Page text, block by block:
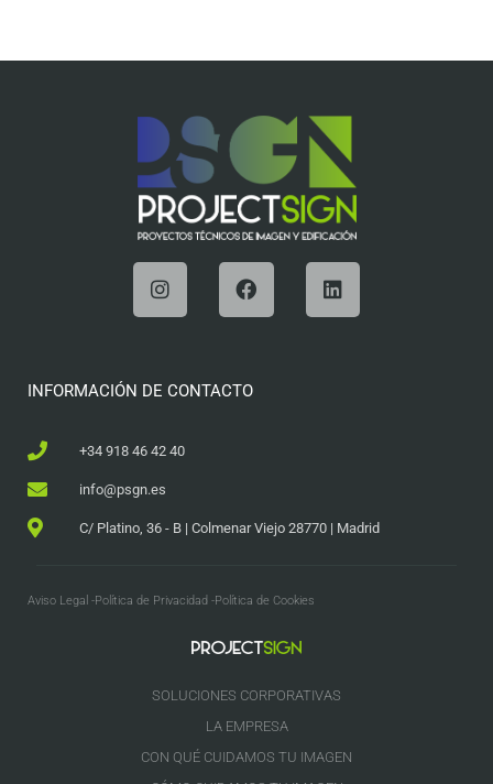
INFORMACIÓN DE CONTACTO
+34 918 46 42 40
info@psgn.es
C/ Platino, 36 - B | Colmenar Viejo 28770 | Madrid
Aviso Legal -Política de Privacidad -Política de Cookies
SOLUCIONES CORPORATIVAS
LA EMPRESA
CON QUÉ CUIDAMOS TU IMAGEN